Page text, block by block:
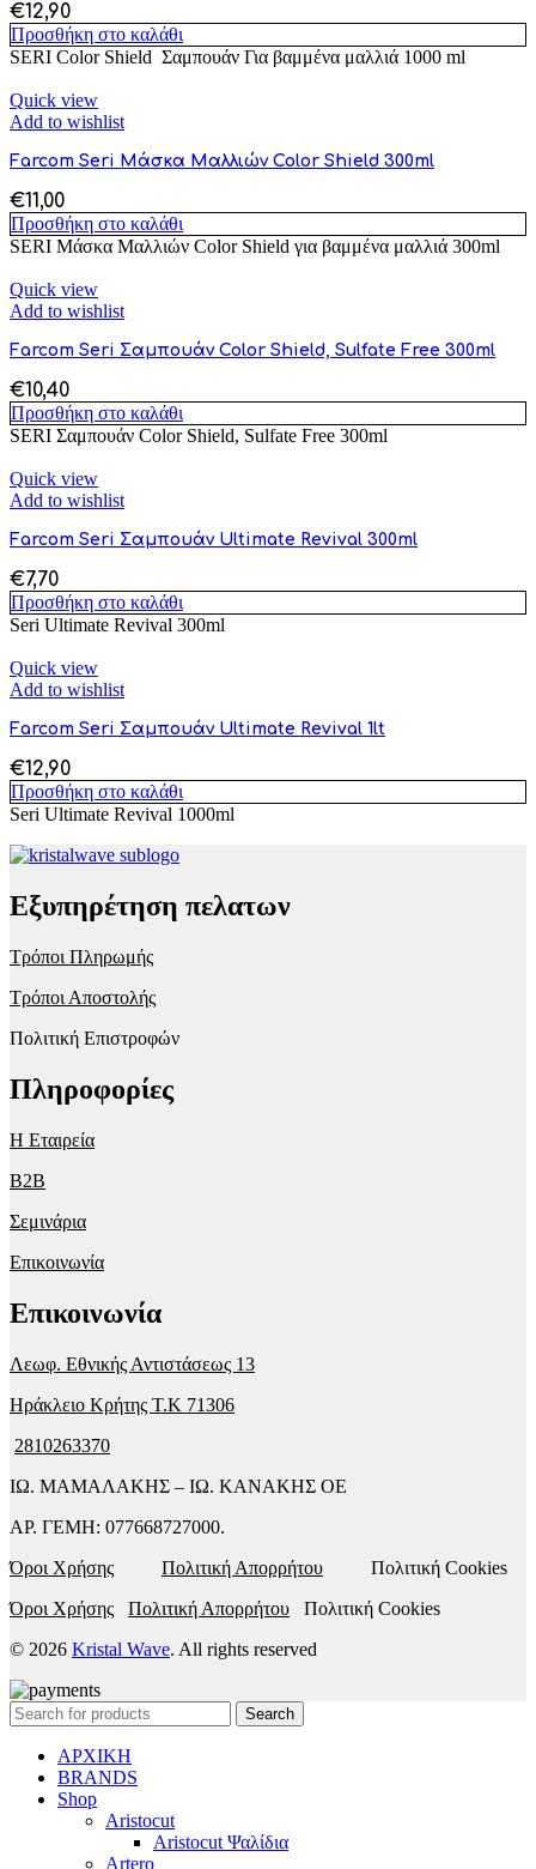
€12,90
Προσθήκη στο καλάθι
SERI Color Shield Σαμπουάν Για βαμμένα μαλλιά 1000 ml
Quick view
Add to wishlist
Farcom Seri Μάσκα Μαλλιών Color Shield 300ml
€11,00
Προσθήκη στο καλάθι
SERI Μάσκα Μαλλιών Color Shield για βαμμένα μαλλιά 300ml
Quick view
Add to wishlist
Farcom Seri Σαμπουάν Color Shield, Sulfate Free 300ml
€10,40
Προσθήκη στο καλάθι
SERI Σαμπουάν Color Shield, Sulfate Free 300ml
Quick view
Add to wishlist
Farcom Seri Σαμπουάν Ultimate Revival 300ml
€7,70
Προσθήκη στο καλάθι
Seri Ultimate Revival 300ml
Quick view
Add to wishlist
Farcom Seri Σαμπουάν Ultimate Revival 1lt
€12,90
Προσθήκη στο καλάθι
Seri Ultimate Revival 1000ml
Εξυπηρέτηση πελατων
Τρόποι Πληρωμής
Τρόποι Αποστολής
Πολιτική Επιστροφών
Πληροφορίες
Η Εταιρεία
B2B
Σεμινάρια
Επικοινωνία
Επικοινωνία
Λεωφ. Εθνικής Αντιστάσεως 13
Ηράκλειο Κρήτης T.K 71306
2810263370
ΙΩ. ΜΑΜΑΛΑΚΗΣ – ΙΩ. ΚΑΝΑΚΗΣ ΟΕ
ΑΡ. ΓΕΜΗ: 077668727000.
Όροι Χρήσης
Πολιτική Απορρήτου Πολιτική Cookies
Όροι Χρήσης
Πολιτική Απορρήτου Πολιτική Cookies
© 2026 Kristal Wave. All rights reserved
Search
ΑΡΧΙΚΗ
BRANDS
Shop
Aristocut
Aristocut Ψαλίδια
Artero